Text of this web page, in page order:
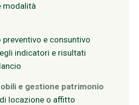
modalità
preventivo e consuntivo
indicatori e risultati
e gestione patrimonio
locazione o affitto